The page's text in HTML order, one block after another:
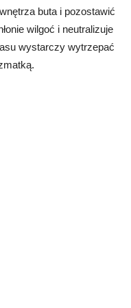
buta i pozostawić
wilgoć i neutralizuje
wystarczy wytrzepać